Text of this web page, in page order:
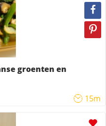
groenten en
15m